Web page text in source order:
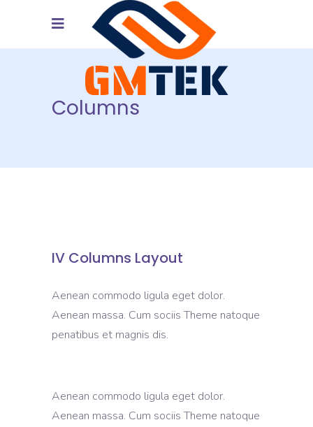
Columns
IV Columns Layout
Aenean commodo ligula eget dolor.
Aenean massa. Cum sociis Theme natoque
penatibus et magnis dis.
Aenean commodo ligula eget dolor.
Aenean massa. Cum sociis Theme natoque